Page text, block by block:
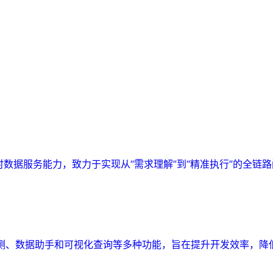
服务能力，致力于实现从“需求理解”到“精准执行”的全链
数据助手和可视化查询等多种功能，旨在提升开发效率，降